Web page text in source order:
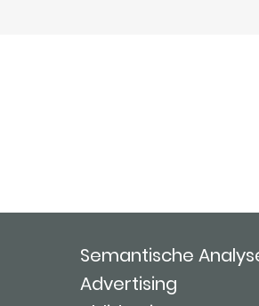
Semantische
Advertising